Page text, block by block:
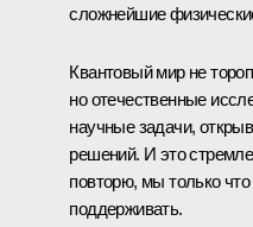
сложнейшие
Квантовый мир не
но отечественные
научные задачи,
решений. И это
повторю, мы только
поддерживать.